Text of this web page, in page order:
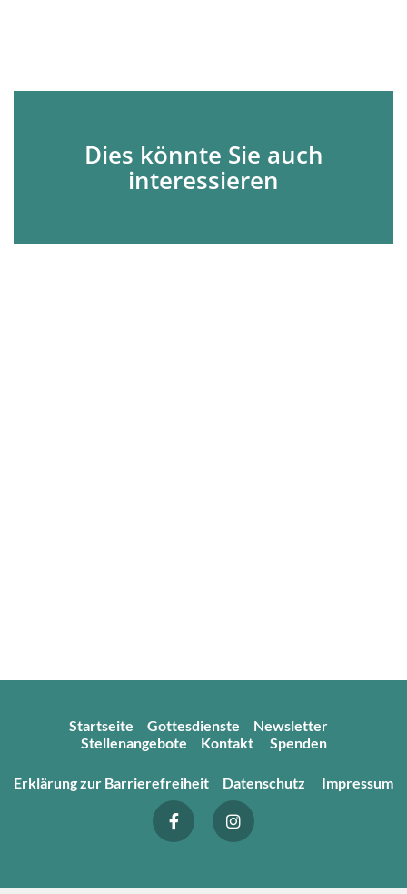
Dies könnte Sie auch
interessieren
Startseite Gottesdienste
Newsletter
Stellenangebote
Kontakt Spenden
Erklärung zur Barrierefreiheit Datenschutz Impressum